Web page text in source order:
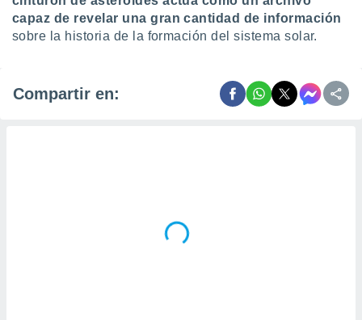
capaz de revelar una gran cantidad de información
sobre la historia de la formación del sistema solar.
Compartir en: